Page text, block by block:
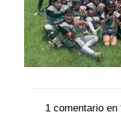
1 comentario en